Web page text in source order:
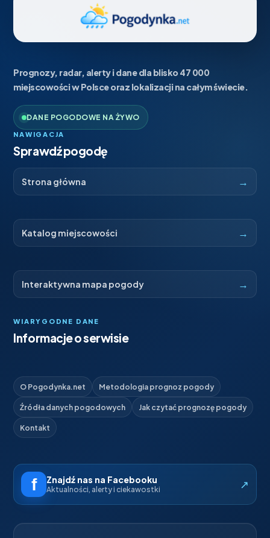
Prognozy, radar, alerty i dane dla blisko 47 000
miejscowości w Polsce oraz lokalizacji na całym świecie.
DANE POGODOWE NA ŻYWO
NAWIGACJA
Sprawdź pogodę
Strona główna →
Katalog miejscowości →
Interaktywna mapa pogody →
WIARYGODNE DANE
Informacje o serwisie
O Pogodynka.net Metodologia prognoz pogody
Źródła danych pogodowych Jak czytać prognozę pogody
Kontakt
Znajdź nas na Facebooku
Aktualności, alerty i ciekawostki ↗